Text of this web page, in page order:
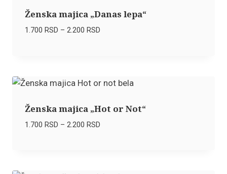
Ženska majica „Danas lepa“
1.700 RSD – 2.200 RSDRaspon
2.200 RSD
Ženska majica „Hot or Not“
1.700 RSD – 2.200 RSDRaspon